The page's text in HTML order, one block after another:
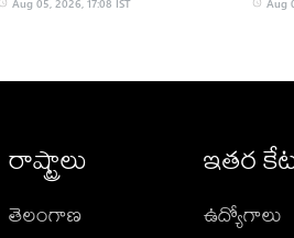
రాష్ట్రాలు
తెలంగాణ
ఇతర
ఉద్యోగాలు